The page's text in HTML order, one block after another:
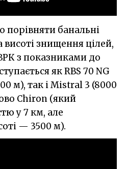
банальні
висоті знищення цілей,
з показниками до
як RBS 70 NG
м), так і Mistral 3 (8000
Chiron (який
у 7 км, але
— 3500 м).